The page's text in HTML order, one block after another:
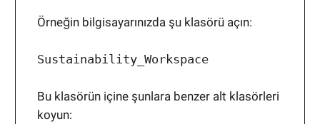
Örneğin bilgisayarınızda şu klasörü açın:
Sustainability_Workspace
Bu klasörün içine şunlara benzer alt klasörleri
koyun: